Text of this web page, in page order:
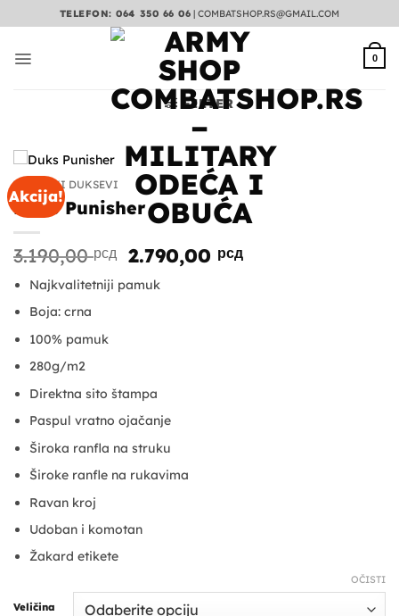
na
TELEFON: 064 350 66 06 |COMBATSHOP.RS@GMAIL.COM
0
FILTER
Akcija!
TAKTIČKI DUKSEVI
Duks Punisher
3.190,00рсд
Originalna
cena
je
2.790,00 рсдTrenutna
Najkvalitetniji pamuk
Boja: crna
100% pamuk
280g/m2
Direktna sito štampa
Paspul vratno ojačanje
Široka ranfla na struku
Široke ranfle na rukavima
Ravan kroj
Udoban i komotan
Žakard etikete
Veličina
OČISTI